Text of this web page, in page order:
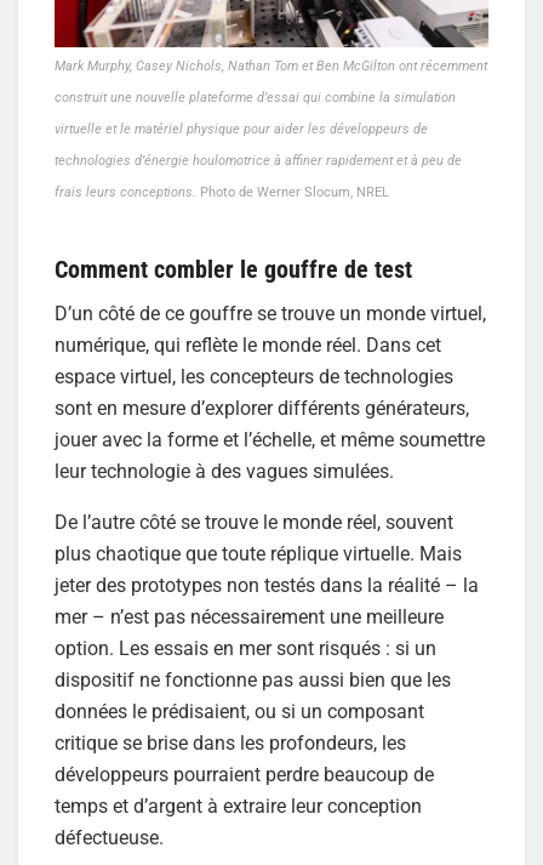
Mark Murphy, Casey Nichols, Nathan Tom et Ben McGilton ont récemment
construit une nouvelle plateforme d’essai qui combine la simulation
virtuelle et le matériel physique pour aider les développeurs de
technologies d’énergie houlomotrice à affiner rapidement et à peu de
frais leurs conceptions. Photo de Werner Slocum, NREL
Comment combler le gouffre de test
D’un côté de ce gouffre se trouve un monde virtuel,
numérique, qui reflète le monde réel. Dans cet
espace virtuel, les concepteurs de technologies
sont en mesure d’explorer différents générateurs,
jouer avec la forme et l’échelle, et même soumettre
leur technologie à des vagues simulées.
De l’autre côté se trouve le monde réel, souvent
plus chaotique que toute réplique virtuelle. Mais
jeter des prototypes non testés dans la réalité – la
mer – n’est pas nécessairement une meilleure
option. Les essais en mer sont risqués : si un
dispositif ne fonctionne pas aussi bien que les
données le prédisaient, ou si un composant
critique se brise dans les profondeurs, les
développeurs pourraient perdre beaucoup de
temps et d’argent à extraire leur conception
défectueuse.